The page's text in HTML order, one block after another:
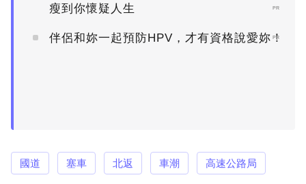
瘦到你懷疑人生
PR
伴侶和妳一起預防HPV，才有資格說愛妳！
PR
國道 塞車 北返 車潮 高速公路局